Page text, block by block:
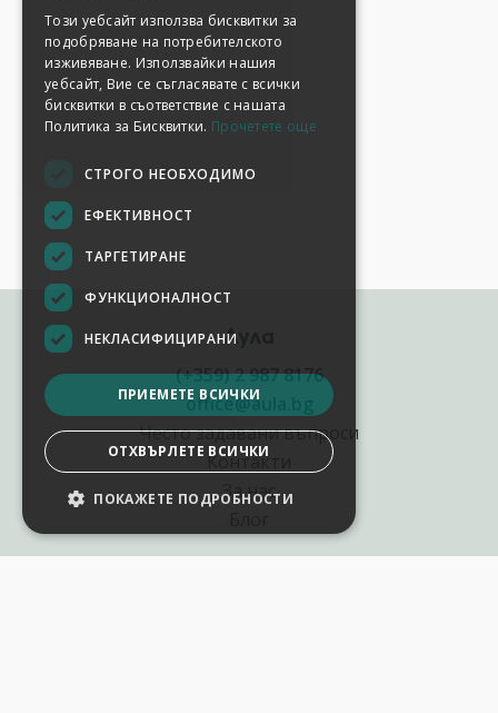
Аула
(+359) 2 987 8176
office@aula.bg
Често задавани въпроси
Контакти
За нас
Този уебсайт използва бисквитки за
подобряване на потребителското
изживяване. Използвайки нашия
уебсайт, Вие се съгласявате с всички
бисквитки в съответствие с нашата
Политика за Бисквитки. Прочетете още
СТРОГО НЕОБХОДИМО
ЕФЕКТИВНОСТ
ТАРГЕТИРАНЕ
ФУНКЦИОНАЛНОСТ
НЕКЛАСИФИЦИРАНИ
ПРИЕМЕТЕ ВСИЧКИ
ОТХВЪРЛЕТЕ ВСИЧКИ
ПОКАЖЕТЕ ПОДРОБНОСТИ